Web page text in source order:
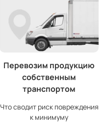
Перевозим продукцию
собственным
транспортом
Что сводит риск повреждения
к минимуму